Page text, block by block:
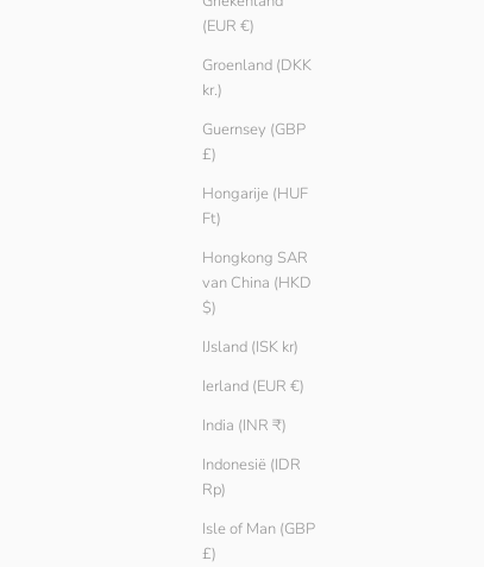
(EUR €)
Groenland (DKK
kr.)
Guernsey (GBP
£)
Hongarije (HUF
Ft)
Hongkong SAR
van China (HKD
$)
IJsland (ISK kr)
Ierland (EUR €)
India (INR ₹)
Indonesië (IDR
Rp)
Isle of Man (GBP
£)